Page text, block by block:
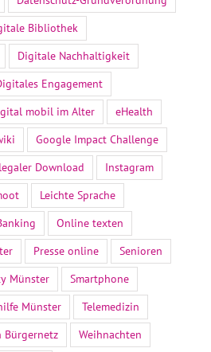
Bibliothek
Digitale Nachhaltigkeit
Engagement
mobil im Alter
eHealth
Google Impact Challenge
Download
Instagram
Leichte Sprache
Online texten
Presse online
Senioren
Münster
Smartphone
Münster
Telemedizin
Bürgernetz
Weihnachten